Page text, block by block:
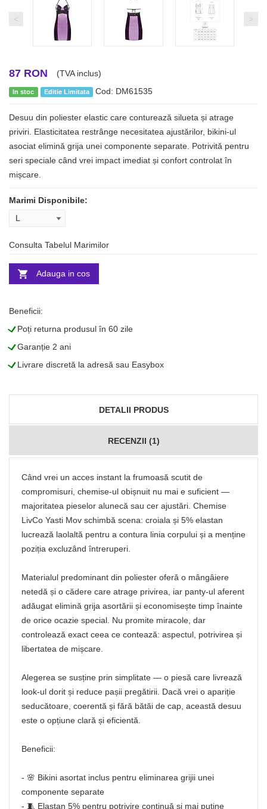
< >
87 RON (TVA inclus)
In stoc Editie Limitata Cod: DM61535
Desuu din poliester elastic care conturează silueta și atrage
priviri. Elasticitatea restrânge necesitatea ajustărilor, bikini-ul
asociat elimină grija unei componente separate. Potrivită pentru
seri speciale când vrei impact imediat și confort controlat în
mișcare.
Marimi Disponibile:
Consulta Tabelul Marimilor
Adauga in cos
Beneficii:
LPoți returna produsul în 60 zile
LGaranție 2 ani
LLivrare discretă la adresă sau Easybox
DETALII PRODUS
RECENZII (1)
Când vrei un acces instant la frumoasă scutit de
compromisuri, chemise-ul obișnuit nu mai e suficient —
majoritatea pieselor alunecă sau cer ajustări. Chemise
LivCo Yasti Mov schimbă scena: croiala și 5% elastan
lucrează laolaltă pentru a contura linia corpului și a menține
poziția excluzând întreruperi.
Materialul predominant din poliester oferă o mângâiere
netedă și o cădere care atrage privirea, iar panty-ul aferent
adăugat elimină grija asortării și economisește timp înainte
de orice ocazie special. Nu promite miracole, dar
controlează exact ceea ce contează: aspectul, potrivirea și
libertatea de mișcare.
Alegerea se susține prin simplitate — o piesă care livrează
look-ul dorit și reduce pașii pregătirii. Dacă vrei o apariție
seducătoare, coerentă și fără bătăi de cap, această desuu
este o opțiune clară și eficientă.
Beneficii:
- 🌸 Bikini asortat inclus pentru eliminarea grijii unei
componente separate
- 🧵 Elastan 5% pentru potrivire continuă și mai puține